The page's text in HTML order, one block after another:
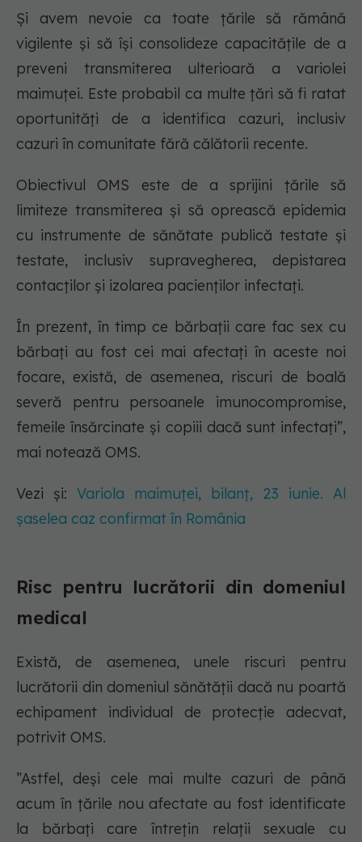
Și avem nevoie ca toate țările să rămână
vigilente și să își consolideze capacitățile de a
preveni transmiterea ulterioară a variolei
maimuței. Este probabil ca multe țări să fi ratat
oportunități de a identifica cazuri, inclusiv
cazuri în comunitate fără călătorii recente.
Obiectivul OMS este de a sprijini țările să
limiteze transmiterea și să oprească epidemia
cu instrumente de sănătate publică testate și
testate, inclusiv supravegherea, depistarea
contacților și izolarea pacienților infectați.
În prezent, în timp ce bărbații care fac sex cu
bărbați au fost cei mai afectați în aceste noi
focare, există, de asemenea, riscuri de boală
severă pentru persoanele imunocompromise,
femeile însărcinate și copiii dacă sunt infectați”,
mai notează OMS.
Vezi și: Variola maimuței, bilanț, 23 iunie. Al
șaselea caz confirmat în România
Risc pentru lucrătorii din domeniul
medical
Există, de asemenea, unele riscuri pentru
lucrătorii din domeniul sănătății dacă nu poartă
echipament individual de protecție adecvat,
potrivit OMS.
”Astfel, deși cele mai multe cazuri de până
acum în țările nou afectate au fost identificate
la bărbați care întrețin relații sexuale cu